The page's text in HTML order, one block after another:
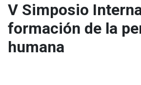
V Simposio
formación de la
humana